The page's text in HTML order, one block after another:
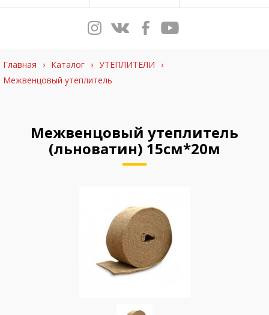
Главная › Каталог › УТЕПЛИТЕЛИ
›
Межвенцовый утеплитель
Межвенцовый утеплитель
(льноватин) 15см*20м